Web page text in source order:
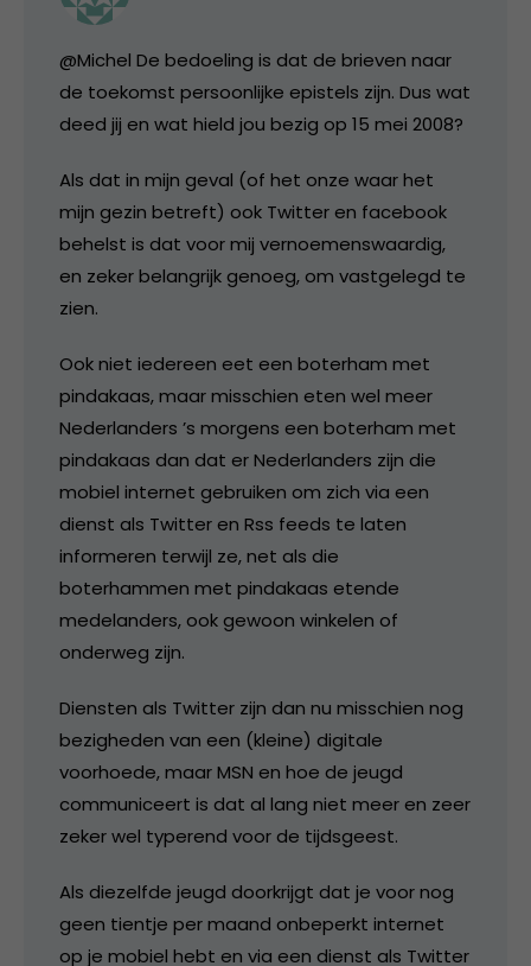
@Michel De bedoeling is dat de brieven naar
de toekomst persoonlijke epistels zijn. Dus wat
deed jij en wat hield jou bezig op 15 mei 2008?
Als dat in mijn geval (of het onze waar het
mijn gezin betreft) ook Twitter en facebook
behelst is dat voor mij vernoemenswaardig,
en zeker belangrijk genoeg, om vastgelegd te
zien.
Ook niet iedereen eet een boterham met
pindakaas, maar misschien eten wel meer
Nederlanders ’s morgens een boterham met
pindakaas dan dat er Nederlanders zijn die
mobiel internet gebruiken om zich via een
dienst als Twitter en Rss feeds te laten
informeren terwijl ze, net als die
boterhammen met pindakaas etende
medelanders, ook gewoon winkelen of
onderweg zijn.
Diensten als Twitter zijn dan nu misschien nog
bezigheden van een (kleine) digitale
voorhoede, maar MSN en hoe de jeugd
communiceert is dat al lang niet meer en zeer
zeker wel typerend voor de tijdsgeest.
Als diezelfde jeugd doorkrijgt dat je voor nog
geen tientje per maand onbeperkt internet
op je mobiel hebt en via een dienst als Twitter